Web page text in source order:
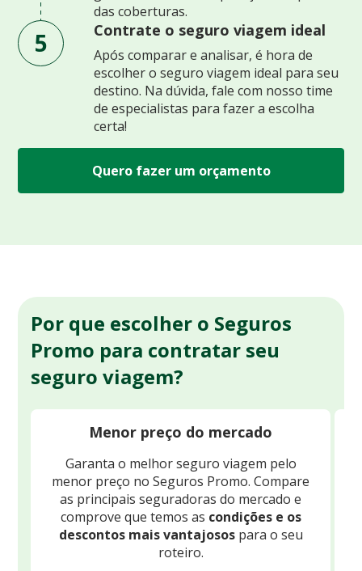
das coberturas.
5 Contrate o seguro viagem ideal
Após comparar e analisar, é hora de
escolher o seguro viagem ideal para seu
destino. Na dúvida, fale com nosso time
de especialistas para fazer a escolha
certa!
Quero fazer um orçamento
Por que escolher o Seguros
Promo para contratar seu
seguro viagem?
Menor preço do mercado
Garanta o melhor seguro viagem pelo
menor preço no Seguros Promo. Compare
as principais seguradoras do mercado e
comprove que temos as condições e os
descontos mais vantajosospara o seu
roteiro.